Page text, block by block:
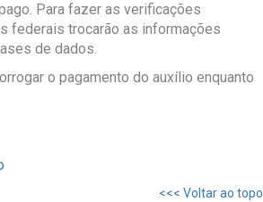
Para fazer as verificações
federais trocarão as informações
de dados.
o pagamento do auxílio enquanto
<<< Voltar ao topo